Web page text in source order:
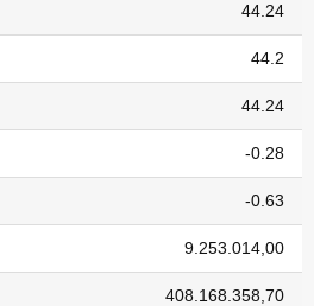
44.24
44.2
44.24
-0.28
-0.63
9.253.014,00
408.168.358,70